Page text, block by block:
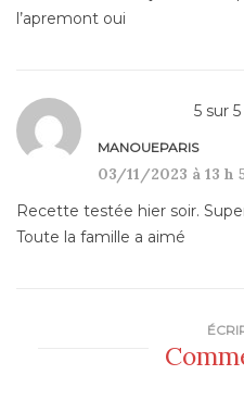
l’apremont oui
5 sur 5
MANOUEPARIS
03/11/2023 à 13 h
Recette testée hier soir.
Toute la famille a aimé